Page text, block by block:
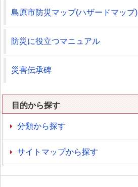
島原市防災マップ(ハザードマップ)
防災に役立つマニュアル
災害伝承碑
目的から探す
分類から探す
サイトマップから探す